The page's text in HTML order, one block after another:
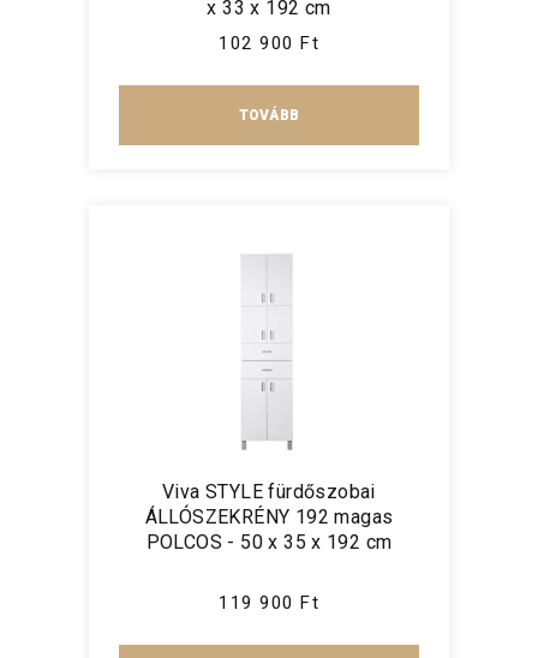
x 33 x 192 cm
102 900 Ft
TOVÁBB
Viva STYLE fürdőszobai
ÁLLÓSZEKRÉNY 192 magas
POLCOS - 50 x 35 x 192 cm
119 900 Ft